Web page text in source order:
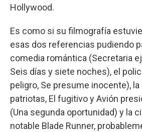
Hollywood.
Es como si su filmografía
esas dos referencias pudiendo
comedia romántica (Secretaria
Seis días y siete noches), el
peligro, Se presume inocente),
patriotas, El fugitivo y Avión
(Una segunda oportunidad) y la
notable Blade Runner,